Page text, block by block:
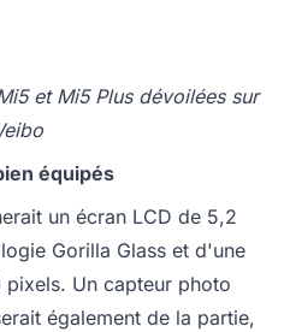
et Mi5 Plus dévoilées sur
équipés
un écran LCD de 5,2
Gorilla Glass et d'une
Un capteur photo
également de la partie,